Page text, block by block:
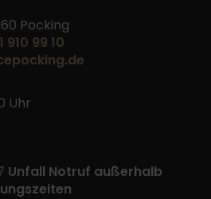
Pocking
910 99 10
Uhr
Unfall Notruf außerhalb